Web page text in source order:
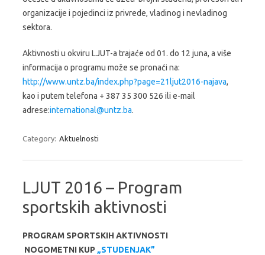
organizacije i pojedinci iz privrede, vladinog i nevladinog
sektora.
Aktivnosti u okviru LJUT-a trajaće od 01. do 12 juna, a više
informacija o programu može se pronaći na:
http://www.untz.ba/index.php?page=21ljut2016-najava,
kao i putem telefona + 387 35 300 526 ili e-mail
adrese:international@untz.ba.
Category: Aktuelnosti
LJUT 2016 – Program
sportskih aktivnosti
PROGRAM SPORTSKIH AKTIVNOSTI
NOGOMETNI KUP „STUDENJAK”